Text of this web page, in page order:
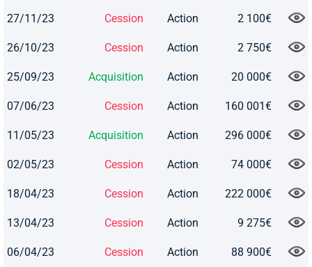
27/11/23 Cession Action 2 100€
26/10/23 Cession Action 2 750€
25/09/23 Acquisition Action 20 000€
07/06/23 Cession Action 160 001€
11/05/23 Acquisition Action 296 000€
02/05/23 Cession Action 74 000€
18/04/23 Cession Action 222 000€
13/04/23 Cession Action 9 275€
06/04/23 Cession Action 88 900€